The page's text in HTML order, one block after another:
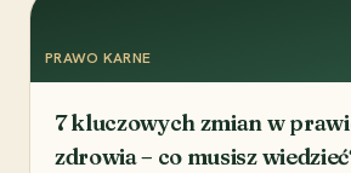
PRAWO KARNE
7 kluczowych zmian w
zdrowia – co musisz